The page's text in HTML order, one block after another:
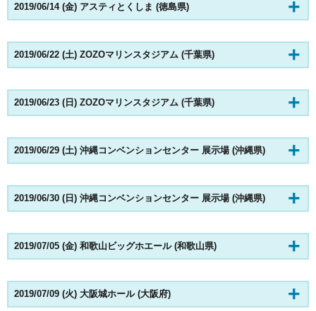
2019/06/14 (金) アスティとくしま (徳島県)
2019/06/22 (土) ZOZOマリンスタジアム (千葉県)
2019/06/23 (日) ZOZOマリンスタジアム (千葉県)
2019/06/29 (土) 沖縄コンベンションセンター 展示場 (沖縄県)
2019/06/30 (日) 沖縄コンベンションセンター 展示場 (沖縄県)
2019/07/05 (金) 和歌山ビッグホエール (和歌山県)
2019/07/09 (火) 大阪城ホール (大阪府)